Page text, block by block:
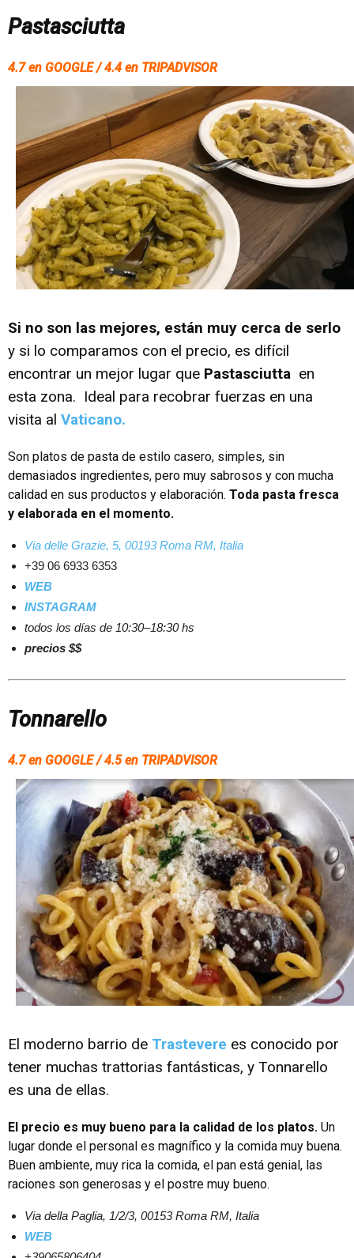
Pastasciutta
4.7 en GOOGLE / 4.4 en TRIPADVISOR
Si no son las mejores, están muy cerca de serlo
y si lo comparamos con el precio, es difícil
encontrar un mejor lugar que Pastasciutta en
esta zona. Ideal para recobrar fuerzas en una
visita al Vaticano.
Son platos de pasta de estilo casero, simples, sin
demasiados ingredientes, pero muy sabrosos y con mucha
calidad en sus productos y elaboración. Toda pasta fresca
y elaborada en el momento.
Via delle Grazie, 5, 00193 Roma RM, Italia
+39 06 6933 6353
WEB
INSTAGRAM
todos los días de 10:30–18:30 hs
precios $$
Tonnarello
4.7 en GOOGLE / 4.5 en TRIPADVISOR
El moderno barrio de Trastevere es conocido por
tener muchas trattorias fantásticas, y Tonnarello
es una de ellas.
El precio es muy bueno para la calidad de los platos. Un
lugar donde el personal es magnífico y la comida muy buena.
Buen ambiente, muy rica la comida, el pan está genial, las
raciones son generosas y el postre muy bueno.
Via della Paglia, 1/2/3, 00153 Roma RM, Italia
WEB